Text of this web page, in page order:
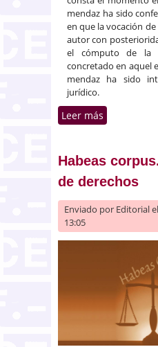
mendaz ha sido
en que la vocación
autor con
el cómputo de la
concretado en aquel
mendaz ha sido
jurídico.
Leer más
privado
Habeas
de derechos
Enviado por Editorial
13:05